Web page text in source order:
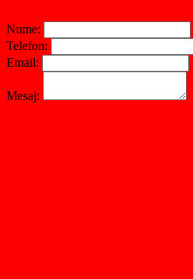
Nume:
Telefon:
Email:
Mesaj: